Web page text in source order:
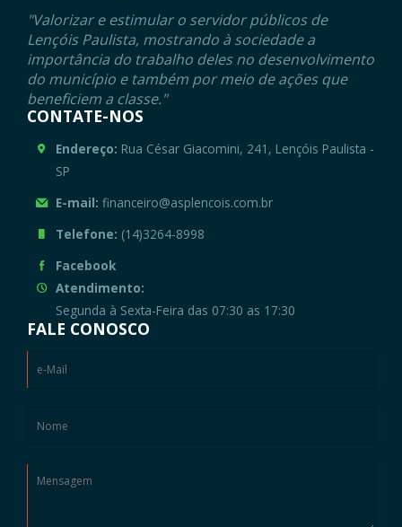
"Valorizar e estimular o servidor públicos de
Lençóis Paulista, mostrando à sociedade a
importância do trabalho deles no desenvolvimento
do município e também por meio de ações que
beneficiem a classe."
CONTATE-NOS
Endereço: Rua César Giacomini, 241, Lençóis Paulista -
SP
E-mail: financeiro@asplencois.com.br
Telefone: (14)3264-8998
Facebook
Atendimento:
Segunda à Sexta-Feira das 07:30 as 17:30
FALE CONOSCO